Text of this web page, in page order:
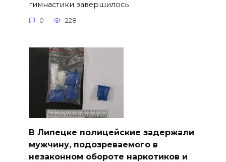
гимнастики завершилось
0 228
В Липецке полицейские задержали
мужчину, подозреваемого в
незаконном обороте наркотиков и